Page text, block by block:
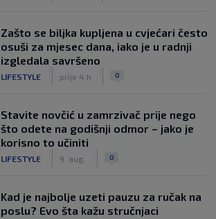
Zašto se biljka kupljena u cvjećari često
osuši za mjesec dana, iako je u radnji
izgledala savršeno
LIFESTYLE prije 4 h 0
Stavite novčić u zamrzivač prije nego
što odete na godišnji odmor – jako je
korisno to učiniti
LIFESTYLE 9. aug. 0
Kad je najbolje uzeti pauzu za ručak na
poslu? Evo šta kažu stručnjaci